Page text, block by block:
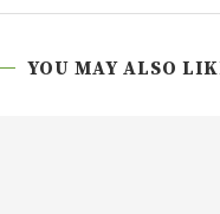
YOU MAY ALSO